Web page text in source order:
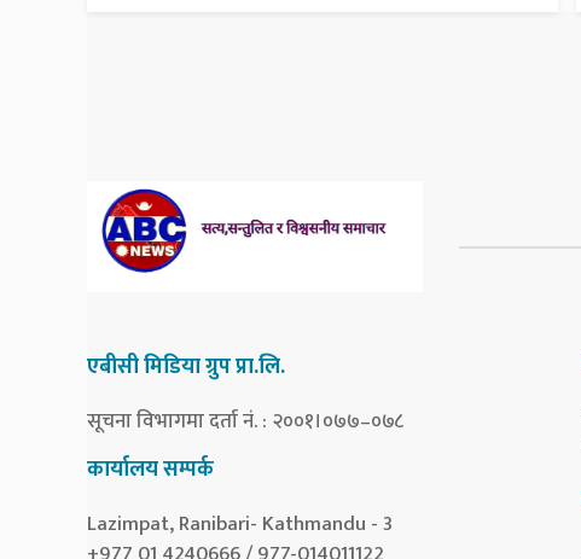
एबीसी मिडिया ग्रुप प्रा.लि.
सूचना विभागमा दर्ता नं. : २००१।०७७–०७८
कार्यालय सम्पर्क
Lazimpat, Ranibari- Kathmandu - 3